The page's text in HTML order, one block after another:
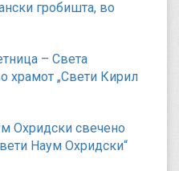
гробишта, во
– Света
храмот „Свети Кирил
Охридски свечено
Наум Охридски“